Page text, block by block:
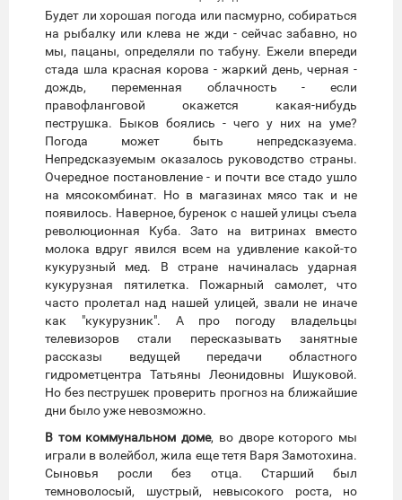
Будет ли хорошая погода или пасмурно, собираться
на рыбалку или клева не жди - сейчас забавно, но
мы, пацаны, определяли по табуну. Ежели впереди
стада шла красная корова - жаркий день, черная -
дождь, переменная облачность - если
правофланговой окажется какая-нибудь
пеструшка. Быков боялись - чего у них на уме?
Погода может быть непредсказуема.
Непредсказуемым оказалось руководство страны.
Очередное постановление - и почти все стадо ушло
на мясокомбинат. Но в магазинах мясо так и не
появилось. Наверное, буренок с нашей улицы съела
революционная Куба. Зато на витринах вместо
молока вдруг явился всем на удивление какой-то
кукурузный мед. В стране начиналась ударная
кукурузная пятилетка. Пожарный самолет, что
часто пролетал над нашей улицей, звали не иначе
как "кукурузник". А про погоду владельцы
телевизоров стали пересказывать занятные
рассказы ведущей передачи областного
гидрометцентра Татьяны Леонидовны Ишуковой.
Но без пеструшек проверить прогноз на ближайшие
дни было уже невозможно.
В том коммунальном доме, во дворе которого мы
играли в волейбол, жила еще тетя Варя Замотохина.
Сыновья росли без отца. Старший был
темноволосый, шустрый, невысокого роста, но